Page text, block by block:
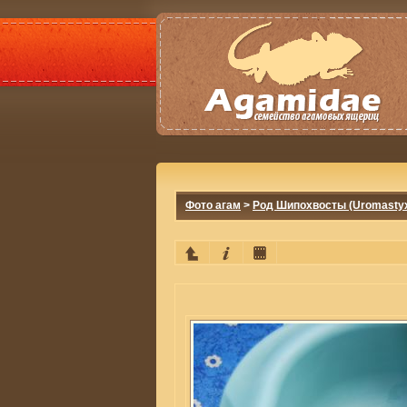
Фото агам > Род Шипохвосты